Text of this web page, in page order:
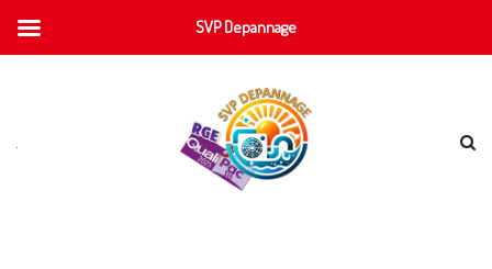
SVP Depannage